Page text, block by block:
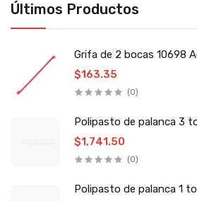
Últimos Productos
Grifa de 2 bocas 10698
$163.35
(0)
Polipasto de palanca 3
$1,741.50
(0)
Polipasto de palanca 1